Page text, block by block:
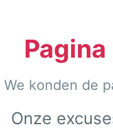
We konden de
Onze